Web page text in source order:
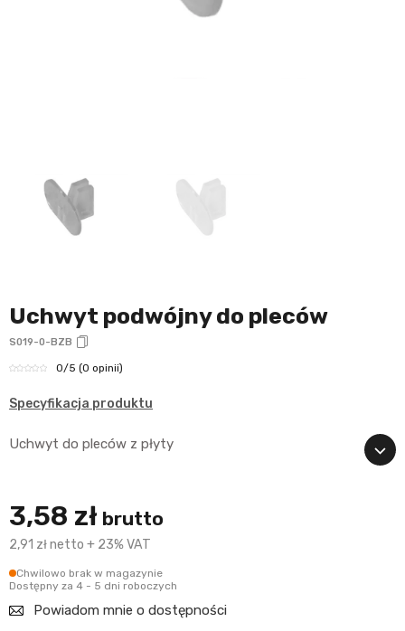
Uchwyt podwójny do pleców
S019-0-BZB
0/5 (0 opinii)
Specyfikacja produktu
Uchwyt do pleców z płyty
3,58 zł brutto
2,91 zł netto + 23% VAT
Chwilowo brak w magazynie
Dostępny za 4 - 5 dni roboczych
Powiadom mnie o dostępności